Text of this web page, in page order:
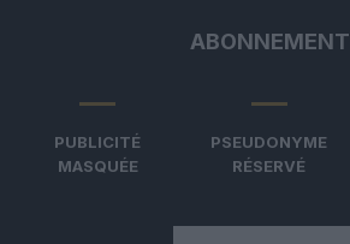
ABONNEMENT
PUBLICITÉ
MASQUÉE
PSEUDONYME
RÉSERVÉ